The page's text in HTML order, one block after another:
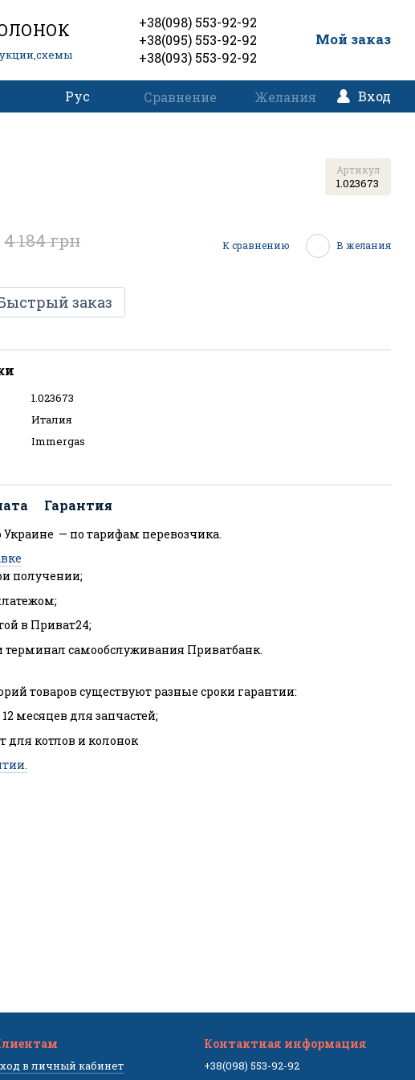
+38(098) 553-92-92
+38(095) 553-92-92
+38(093) 553-92-92
Мой заказ
Рус Сравнение Желания Вход
Артикул
1.023673
4 184 грн К сравнению В желания
заказ
1.023673
Италия
Immergas
Гарантия
Украине — по тарифам перевозчика.
получении;
в Приват24;
терминал самообслуживания Приватбанк.
товаров существуют разные сроки гарантии:
месяцев для запчастей;
для котлов и колонок
в личный кабинет
Контактная информация
+38(098) 553-92-92